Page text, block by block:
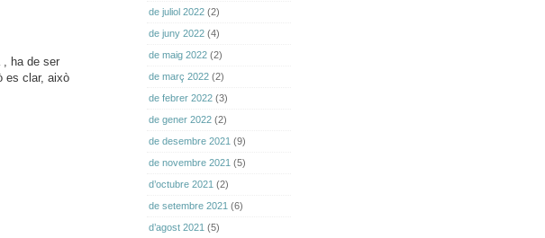
, ha de ser
es clar, això
de juliol 2022 (2)
de juny 2022 (4)
de maig 2022 (2)
de març 2022 (2)
de febrer 2022 (3)
de gener 2022 (2)
de desembre 2021 (9)
de novembre 2021 (5)
d’octubre 2021 (2)
de setembre 2021 (6)
d’agost 2021 (5)